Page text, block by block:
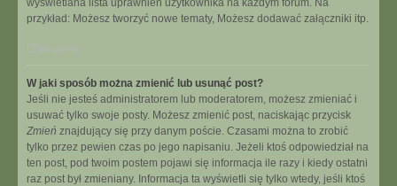
wyświetlana lista uprawnień użytkownika na każdym forum. Na
przykład: Możesz tworzyć nowe tematy, Możesz dodawać załączniki itp.
Na górę
W jaki sposób można zmienić lub usunąć post?
Jeśli nie jesteś administratorem lub moderatorem, możesz zmieniać i
usuwać tylko swoje posty. Możesz zmienić post, naciskając przycisk
Zmień znajdujący się przy danym poście. Czasami można to zrobić
tylko przez pewien czas po jego napisaniu. Jeżeli ktoś odpowiedział na
ten post, pod twoim postem pojawi się informacja ile razy i kiedy ostatni
raz post był zmieniany. Informacja ta wyświetli się tylko wtedy, jeśli ktoś